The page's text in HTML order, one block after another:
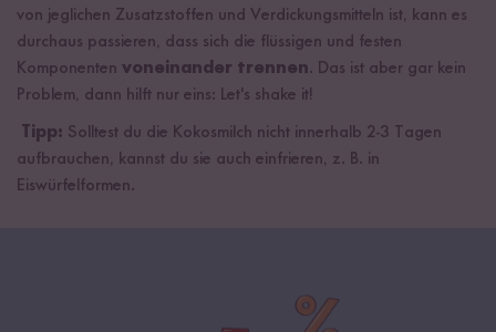
von jeglichen Zusatzstoffen und Verdickungsmitteln ist, kann es
durchaus passieren, dass sich die flüssigen und festen
Komponenten voneinander trennen. Das ist aber gar kein
Problem, dann hilft nur eins: Let's shake it!
Tipp: Solltest du die Kokosmilch nicht innerhalb 2-3 Tagen
aufbrauchen, kannst du sie auch einfrieren, z. B. in
Eiswürfelformen.